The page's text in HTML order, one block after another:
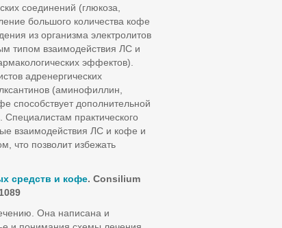
соединений (глюкоза,
большого количества кофе
из организма электролитов
типом взаимодействия ЛС и
эффектов).
адренергических
(аминофиллин,
способствует дополнительной
Специалистам практического
взаимодействия ЛС и кофе и
что позволит избежать
средств и кофе. Consilium
Она написана и